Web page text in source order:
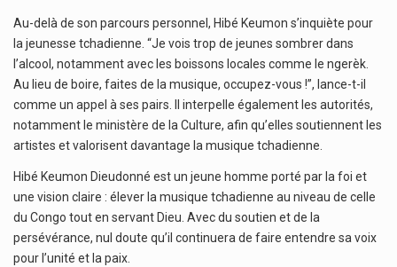
Au-delà de son parcours personnel, Hibé Keumon s’inquiète pour
la jeunesse tchadienne. “Je vois trop de jeunes sombrer dans
l’alcool, notamment avec les boissons locales comme le ngerèk.
Au lieu de boire, faites de la musique, occupez-vous !”, lance-t-il
comme un appel à ses pairs. Il interpelle également les autorités,
notamment le ministère de la Culture, afin qu’elles soutiennent les
artistes et valorisent davantage la musique tchadienne.
Hibé Keumon Dieudonné est un jeune homme porté par la foi et
une vision claire : élever la musique tchadienne au niveau de celle
du Congo tout en servant Dieu. Avec du soutien et de la
persévérance, nul doute qu’il continuera de faire entendre sa voix
pour l’unité et la paix.